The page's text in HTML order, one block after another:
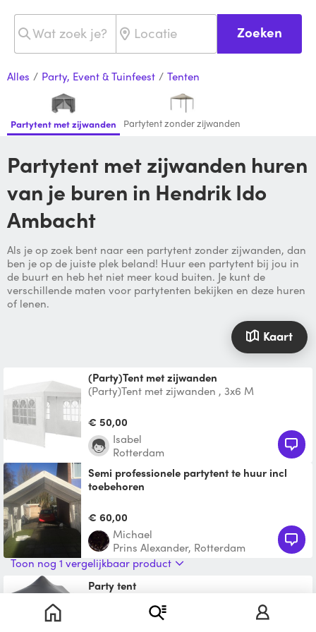
Zoeken
Alles / Party, Event & Tuinfeest / Tenten
Partytent met zijwanden Partytent zonder zijwanden
Partytent met zijwanden huren
van je buren in Hendrik Ido
Ambacht
Als je op zoek bent naar een partytent zonder zijwanden, dan
ben je op de juiste plek beland! Huur een partytent bij jou in
de buurt en heb het niet meer koud buiten. Je kunt de
verschillende maten voor partytenten bekijken en deze huren
of lenen.
Kaart
(Party)Tent met zijwanden
(Party)Tent met zijwanden , 3x6 M
€ 50,00
Isabel
Rotterdam
Semi professionele partytent te huur incl
toebehoren
Vraag naar de mogelijkheden
€ 60,00
Michael
Prins Alexander, Rotterdam
Toon nog 1 vergelijkbaar product
Party tent
voor elk weer. Perfect voor tuinfeesten,
bbq's of buurtbor